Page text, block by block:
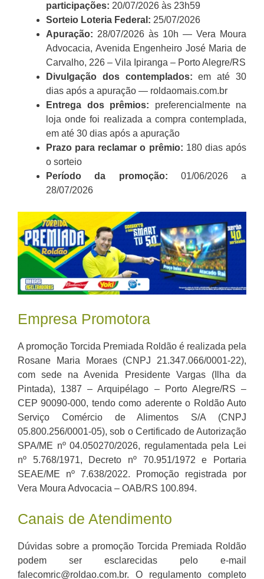
participações: 20/07/2026 às 23h59
Sorteio Loteria Federal: 25/07/2026
Apuração: 28/07/2026 às 10h — Vera Moura
Advocacia, Avenida Engenheiro José Maria de
Carvalho, 226 – Vila Ipiranga – Porto Alegre/RS
Divulgação dos contemplados: em até 30
dias após a apuração — roldaomais.com.br
Entrega dos prêmios: preferencialmente na
loja onde foi realizada a compra contemplada,
em até 30 dias após a apuração
Prazo para reclamar o prêmio: 180 dias após
o sorteio
Período da promoção: 01/06/2026 a
28/07/2026
Empresa Promotora
A promoção Torcida Premiada Roldão é realizada pela
Rosane Maria Moraes (CNPJ 21.347.066/0001-22),
com sede na Avenida Presidente Vargas (Ilha da
Pintada), 1387 – Arquipélago – Porto Alegre/RS –
CEP 90090-000, tendo como aderente o Roldão Auto
Serviço Comércio de Alimentos S/A (CNPJ
05.800.256/0001-05), sob o Certificado de Autorização
SPA/ME nº 04.050270/2026, regulamentada pela Lei
nº 5.768/1971, Decreto nº 70.951/1972 e Portaria
SEAE/ME nº 7.638/2022. Promoção registrada por
Vera Moura Advocacia – OAB/RS 100.894.
Canais de Atendimento
Dúvidas sobre a promoção Torcida Premiada Roldão
podem ser esclarecidas pelo e-mail
falecomric@roldao.com.br. O regulamento completo